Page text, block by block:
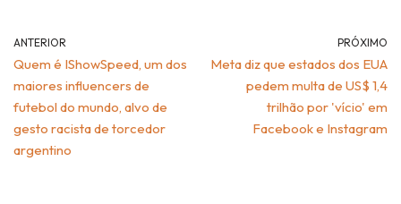
ANTERIOR
Quem é IShowSpeed, um dos
maiores influencers de
futebol do mundo, alvo de
gesto racista de torcedor
argentino
PRÓXIMO
Meta diz que estados dos EUA
pedem multa de US$ 1,4
trilhão por 'vício' em
Facebook e Instagram